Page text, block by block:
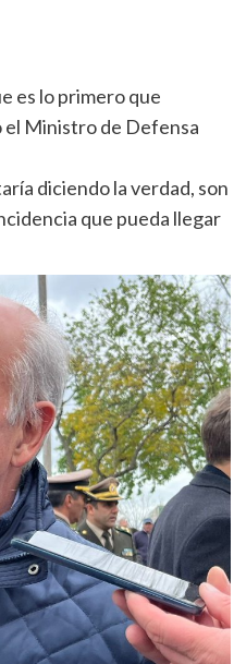
es lo primero que
el Ministro de Defensa
diciendo la verdad, son
que pueda llegar